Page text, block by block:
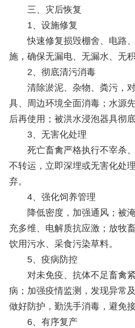
三、灾后恢复
1、设施修复
快速修复损毁棚舍、电路、
施，确保无漏电、无漏水、无积
2、彻底清污消毒
清除淤泥、杂物、粪污，对
具、周边环境全面消毒；水源
后再使用；被洪水浸泡器具彻底
3、无害化处理
死亡畜禽严格执行不宰杀、
不转运，立即深埋或无害化处
弃。
4、强化饲养管理
降低密度，加强通风；被淹
充多维、电解质抗应激；放牧
饮用污水、采食污染草料。
5、疫病防控
对未免疫、抗体不足畜禽紧
病；加强疫情监测，发现异常
做好防护，勤洗手消毒，避免
6、有序复产